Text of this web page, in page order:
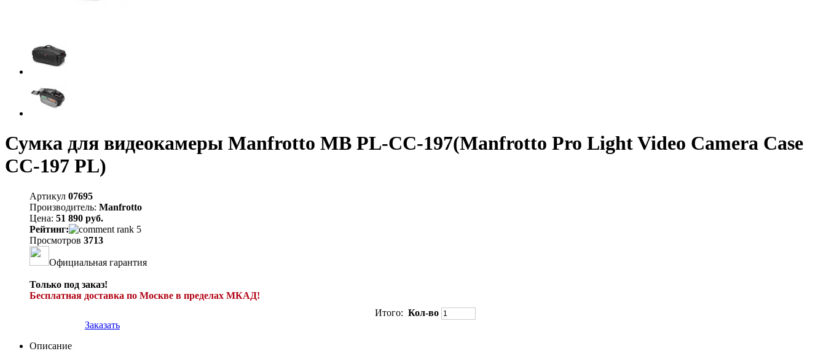
Сумка для видеокамеры Manfrotto MB PL-CC-197(Manfrotto Pro Light Video Camera Case
CC-197 PL)
Артикул 07695
Производитель: Manfrotto
Цена: 51 890 руб.
Рейтинг:
Просмотров 3713
Официальная гарантия
Только под заказ!
Бесплатная доставка по Москве в пределах МКАД!
Итого: Кол-во
Заказать
Описание